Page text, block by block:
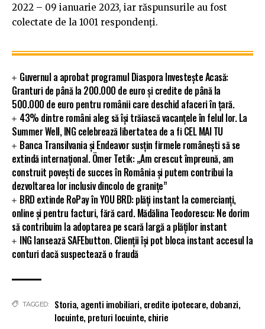
2022 – 09 ianuarie 2023, iar răspunsurile au fost
colectate de la 1001 respondenți.
Guvernul a aprobat programul Diaspora Investește Acasă:
Granturi de până la 200.000 de euro și credite de până la
500.000 de euro pentru românii care deschid afaceri în țară.
43% dintre români aleg să își trăiască vacanțele în felul lor. La
Summer Well, ING celebrează libertatea de a fi CEL MAI TU
Banca Transilvania și Endeavor susțin firmele românești să se
extindă internațional. Ömer Tetik: „Am crescut împreună, am
construit povești de succes în România și putem contribui la
dezvoltarea lor inclusiv dincolo de granițe”
BRD extinde RoPay în YOU BRD: plăți instant la comercianți,
online și pentru facturi, fără card. Mădălina Teodorescu: Ne dorim
să contribuim la adoptarea pe scară largă a plăților instant
ING lansează SAFEbutton. Clienții își pot bloca instant accesul la
conturi dacă suspectează o fraudă
TAGGED: Storia, agenti imobiliari, credite ipotecare, dobanzi,
locuinte, preturi locuinte, chirie